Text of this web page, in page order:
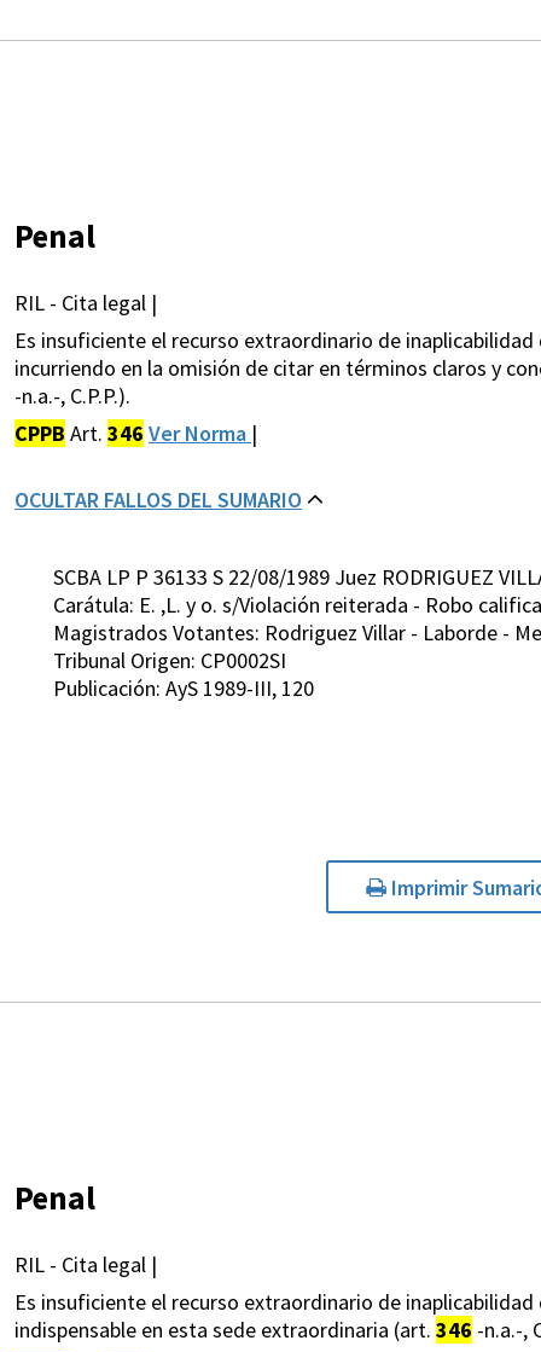
Penal
RIL - Cita legal |
Es insuficiente el recurso extraordinario de
incurriendo en la omisión de citar en términos claros y
-n.a.-, C.P.P.).
CPPB Art. 346 Ver Norma |
OCULTAR FALLOS DEL SUMARIO
SCBA LP P 36133 S 22/08/1989 Juez RODRIGUEZ
Carátula: E. ,L. y o. s/Violación reiterada - Robo
Magistrados Votantes: Rodriguez Villar - Laborde -
Tribunal Origen: CP0002SI
Publicación: AyS 1989-III, 120
Imprimir
Penal
RIL - Cita legal |
Es insuficiente el recurso extraordinario de
indispensable en esta sede extraordinaria (art. 346 -n.a.-,